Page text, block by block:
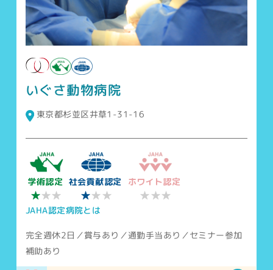
いぐさ動物病院
東京都杉並区井草1-31-16
学術認定
★★★
社会貢献認定
★★★
ホワイト認定
★★★
JAHA認定病院とは
完全週休2日／賞与あり／通勤手当あり／セミナー参加
補助あり